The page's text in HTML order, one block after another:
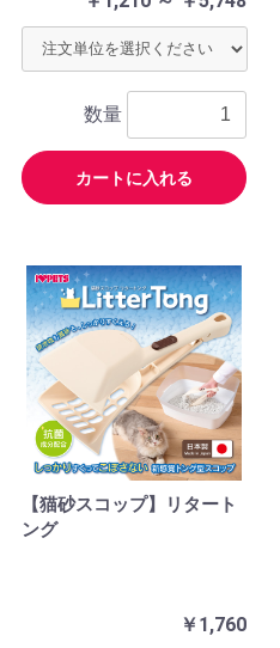
数量
カートに入れる
【猫砂スコップ】リタート
ング
￥1,760